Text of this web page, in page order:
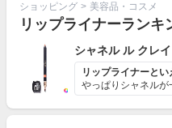
ショッピング > 美容品・コスメ
リップライナーランキ
シャネル ル クレ
リップライナーとい